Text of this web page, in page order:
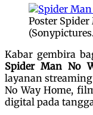
Poster Spider
Kabar gembira
Spider Man No
layanan
No Way Home,
digital pada